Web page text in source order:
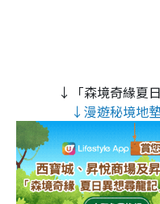
↓「森境奇緣夏
↓漫遊秘境地